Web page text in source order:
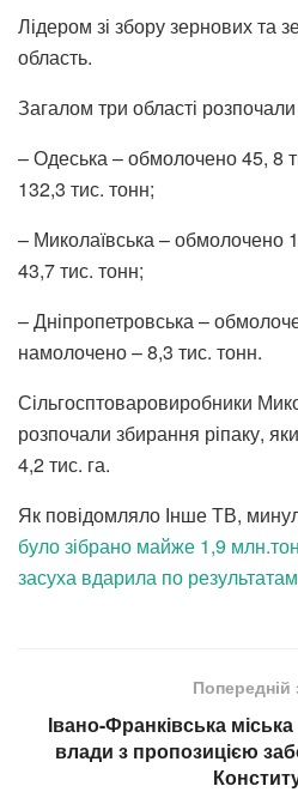
Лідером зі збору зернових та
область.
Загалом три області
– Одеська – обмолочено 45, 8
132,3 тис. тонн;
– Миколаївська – обмолочено
43,7 тис. тонн;
– Дніпропетровська –
намолочено – 8,3 тис. тонн.
Сільгосптоваровиробники
розпочали збирання ріпаку,
4,2 тис. га.
Як повідомляло Інше ТВ,
було зібрано майже 1,9
засуха вдарила по
Попередній
Івано-Франківська
влади з пропозицією